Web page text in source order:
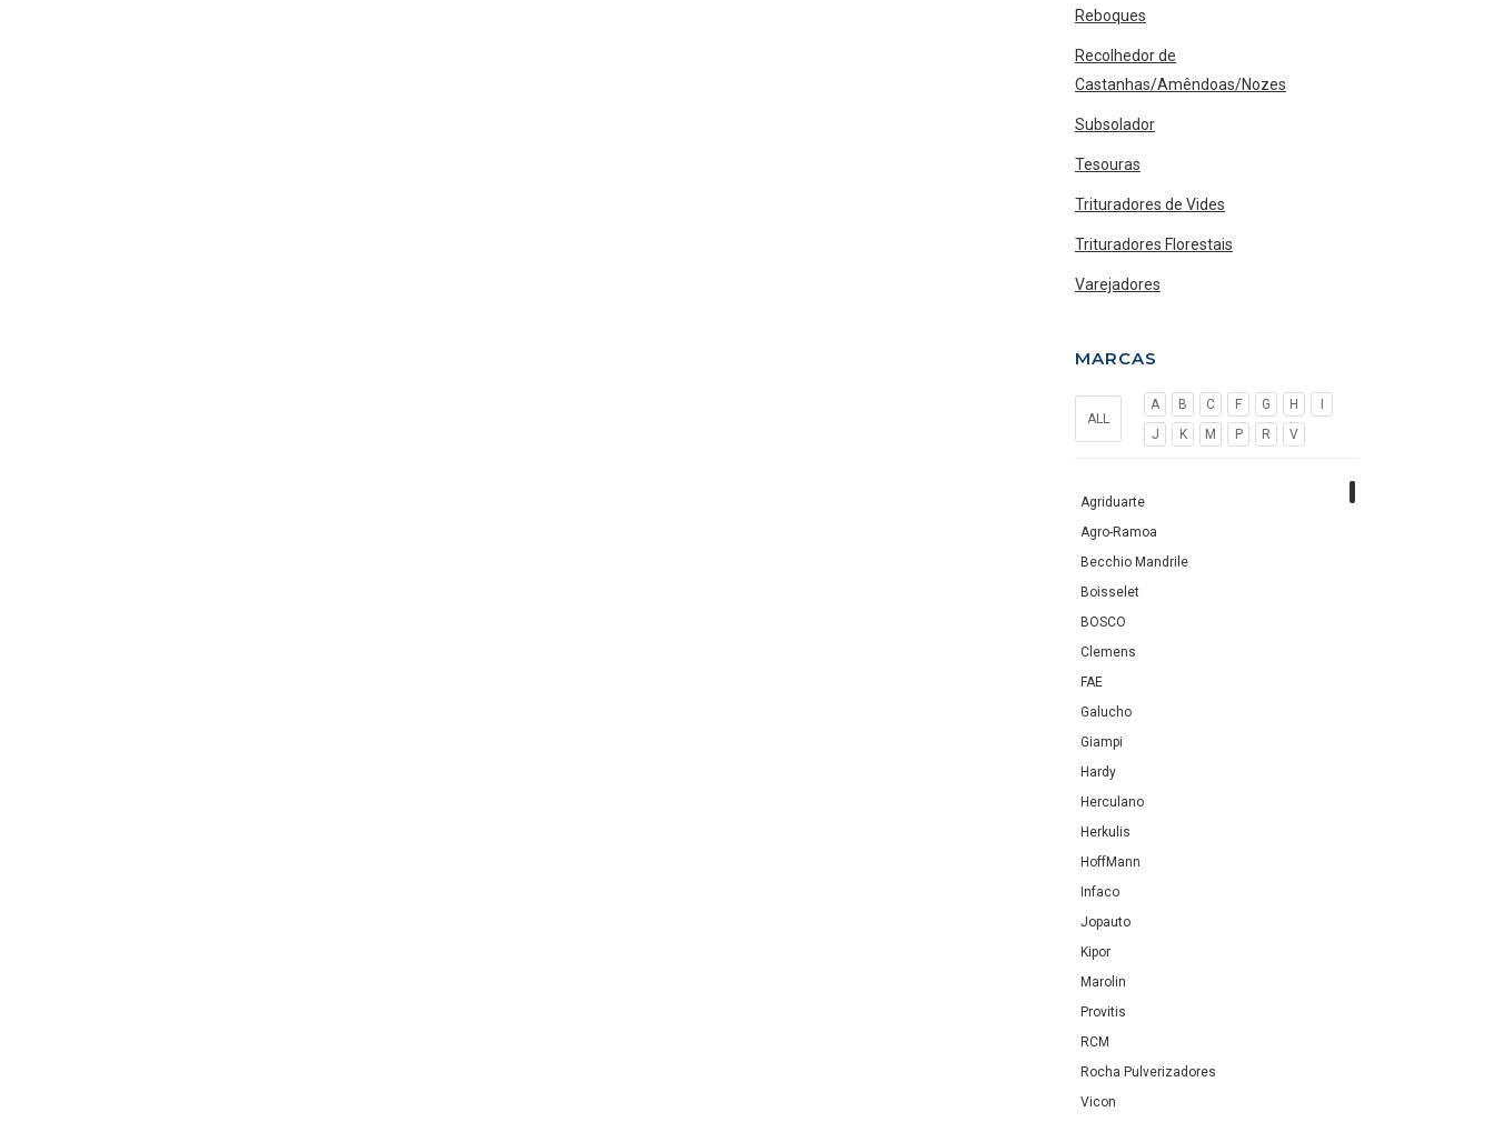
Reboques
Recolhedor de
Castanhas/Amêndoas/Nozes
Subsolador
Tesouras
Trituradores de Vides
Trituradores Florestais
Varejadores
MARCAS
ALL
A B C F G H
J
K M P R V
Agriduarte
Agro-Ramoa
Becchio Mandrile
Boisselet
BOSCO
Clemens
FAE
Galucho
Giampi
Hardy
Herculano
Herkulis
HoffMann
Infaco
Jopauto
Kipor
Marolin
Provitis
RCM
Rocha Pulverizadores
Vicon